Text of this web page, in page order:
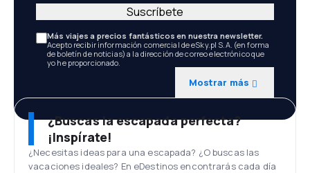
Más viajes a precios fantásticos en nuestra newsletter.
Acepto recibir información comercial de eSky.pl S.A. (en forma
de boletín de noticias) a la dirección de correo electrónico que
yo he proporcionado.
Mostrar más
Suscríbete
¿Buscas la escapada perfecta?
¡Inspírate!
¿Necesitas ideas para una escapada? ¿O buscas las
vacaciones ideales? En eDestinos encontrarás cada día